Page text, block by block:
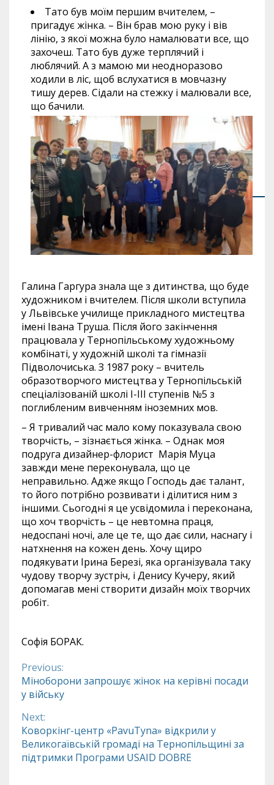
Тато був моїм першим вчителем, –
пригадує жінка. – Він брав мою руку і вів
лінію, з якої можна було намалювати все, що
захочеш. Тато був дуже терплячий і
люблячий. А з мамою ми неодноразово
ходили в ліс, щоб вслухатися в мовчазну
тишу дерев. Сідали на стежку і малювали все,
що бачили.
Галина Гаргура знала ще з дитинства, що буде
художником і вчителем. Після школи вступила
у Львівське училище прикладного мистецтва
імені Івана Труша. Після його закінчення
працювала у Тернопільському художньому
комбінаті, у художній школі та гімназії
Підволочиська. З 1987 року – вчитель
образотворчого мистецтва у Тернопільській
спеціалізованій школі І-ІІІ ступенів №5 з
поглибленим вивченням іноземних мов.
– Я тривалий час мало кому показувала свою
творчість, – зізнається жінка. – Однак моя
подруга дизайнер-флорист Марія Муца
завжди мене переконувала, що це
неправильно. Адже якщо Господь дає талант,
то його потрібно розвивати і ділитися ним з
іншими. Сьогодні я це усвідомила і переконана,
що хоч творчість – це невтомна праця,
недоспані ночі, але це те, що дає сили, наснагу і
натхнення на кожен день. Хочу щиро
подякувати Ірина Березі, яка організувала таку
чудову творчу зустріч, і Денису Кучеру, який
допомагав мені створити дизайн моїх творчих
робіт.
Софія БОРАК.
Continue
Reading
Previous:
Міноборони запрошує жінок на керівні посади
у війську
Next:
Коворкінг-центр «PavuTyna» відкрили у
Великогаївській громаді на Тернопільщині за
підтримки Програми USAID DOBRE